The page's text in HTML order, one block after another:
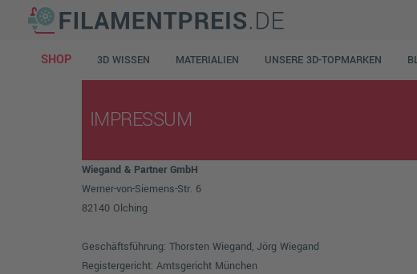
SHOP 3D WISSEN MATERIALIEN UNSERE 3D-TOPMARKEN
IMPRESSUM
Wiegand & Partner GmbH
Werner-von-Siemens-Str. 6
82140 Olching
Geschäftsführung: Thorsten Wiegand, Jörg Wiegand
Registergericht: Amtsgericht München